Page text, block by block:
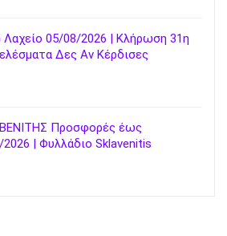
Λαχείο 05/08/2026 | Κλήρωση 31η
Δες Αν Κέρδισες
Προσφορές έως
| Φυλλάδιο Sklavenitis